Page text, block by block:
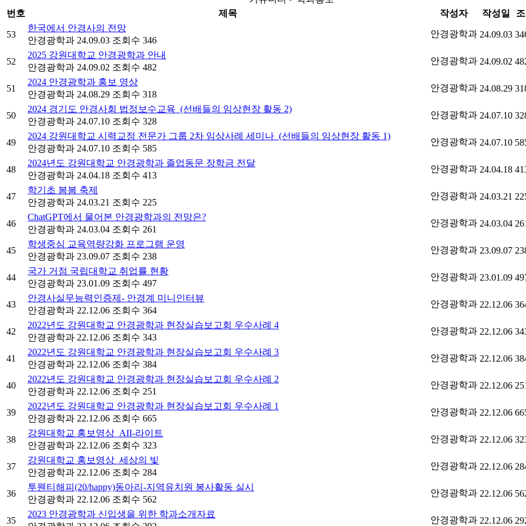
번호
제목 작성자 작성일
53
한국에서 안경사의 전망
안경광학과 24.09.03 조회수 346
안경광학과 24.09.03
52
2025 강원대학교 안경광학과 안내
안경광학과 24.09.02 조회수 482
안경광학과 24.09.02
51
2024 안경광학과 홍보 영상
안경광학과 24.08.29 조회수 318
안경광학과 24.08.29
50
2024 경기도 안경사회 법정보수교육_(선배들의 임상현장 활동 2)
안경광학과 24.07.10 조회수 328
안경광학과 24.07.10
49
2024 강원대학교 시력교정 전문가 그룹 2차 임상사례 세미나_(선배들의 임상현장 활동 1)
안경광학과 24.07.10 조회수 585
안경광학과 24.07.10
48
2024년도 강원대학교 안경광학과 졸업동문 장학금 전달
안경광학과 24.04.18 조회수 413
안경광학과 24.04.18
47
학기초 봄봄 축제
안경광학과 24.03.21 조회수 225
안경광학과 24.03.21
46
ChatGPT에서 물어본 안경광학과의 전망은?
안경광학과 24.03.04 조회수 261
안경광학과 24.03.04
45
학생중심 교육역량강화 프로그램 운영
안경광학과 23.09.07 조회수 238
안경광학과 23.09.07
44
국가 거점 국립대학교 취업률 현황
안경광학과 23.01.09 조회수 497
안경광학과 23.01.09
43
안경사실무능력인증제- 안경계 미니인터뷰
안경광학과 22.12.06 조회수 364
안경광학과 22.12.06
42
2022년도 강원대학교 안경광학과 현장실습보고회 우수사례 4
안경광학과 22.12.06 조회수 343
안경광학과 22.12.06
41
2022년도 강원대학교 안경광학과 현장실습보고회 우수사례 3
안경광학과 22.12.06 조회수 384
안경광학과 22.12.06
40
2022년도 강원대학교 안경광학과 현장실습보고회 우수사례 2
안경광학과 22.12.06 조회수 251
안경광학과 22.12.06
39
2022년도 강원대학교 안경광학과 현장실습보고회 우수사례 1
안경광학과 22.12.06 조회수 665
안경광학과 22.12.06
38
강원대학교 홍보영상_AII-라이트
안경광학과 22.12.06 조회수 323
안경광학과 22.12.06
37
강원대학교 홍보영상_세상의 빛
안경광학과 22.12.06 조회수 284
안경광학과 22.12.06
36
투웬티해피(20/happy)동아리-지역유치원 봉사활동 실시
안경광학과 22.12.06 조회수 562
안경광학과 22.12.06
35
2023 안경광학과 신입생을 위한 학과소개자료
안경광학과 22.12.06